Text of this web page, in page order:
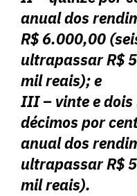
anual dos
R$ 6.000,00
ultrapassar R$
mil reais); e
III – vinte e dois
décimos por
anual dos
ultrapassar R$
mil reais).